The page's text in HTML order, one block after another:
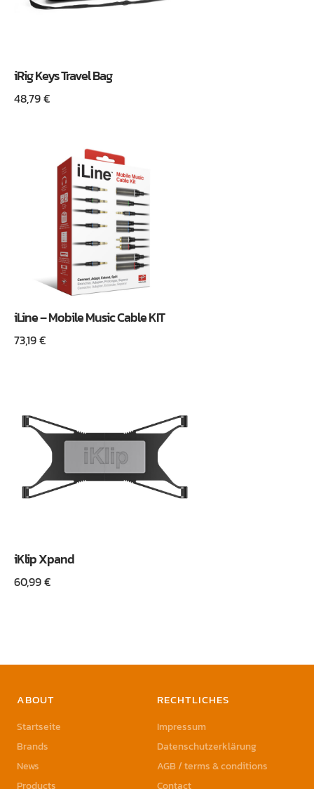
iRig Keys Travel Bag
48,79€
iLine – Mobile Music Cable KIT
73,19€
iKlip Xpand
60,99€
ABOUT
Startseite
Brands
News
Products
RECHTLICHES
Impressum
Datenschutzerklärung
AGB / terms & conditions
Contact